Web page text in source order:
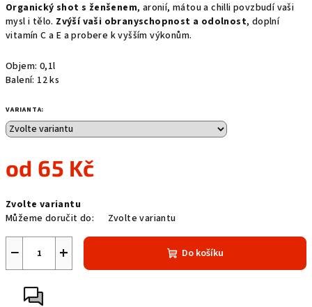
Organický shot s ženšenem, aronií, mátou a chilli povzbudí vaši
mysl i tělo. Zvýší vaši obranyschopnost a odolnost, doplní
vitamín C a E a probere k vyšším výkonům.
Objem: 0,1l
Balení: 12 ks
VARIANTA:
od 65 Kč
cena:
Zvolte variantu
Můžeme doručit do:
Zvolte variantu
+
− Do košíku